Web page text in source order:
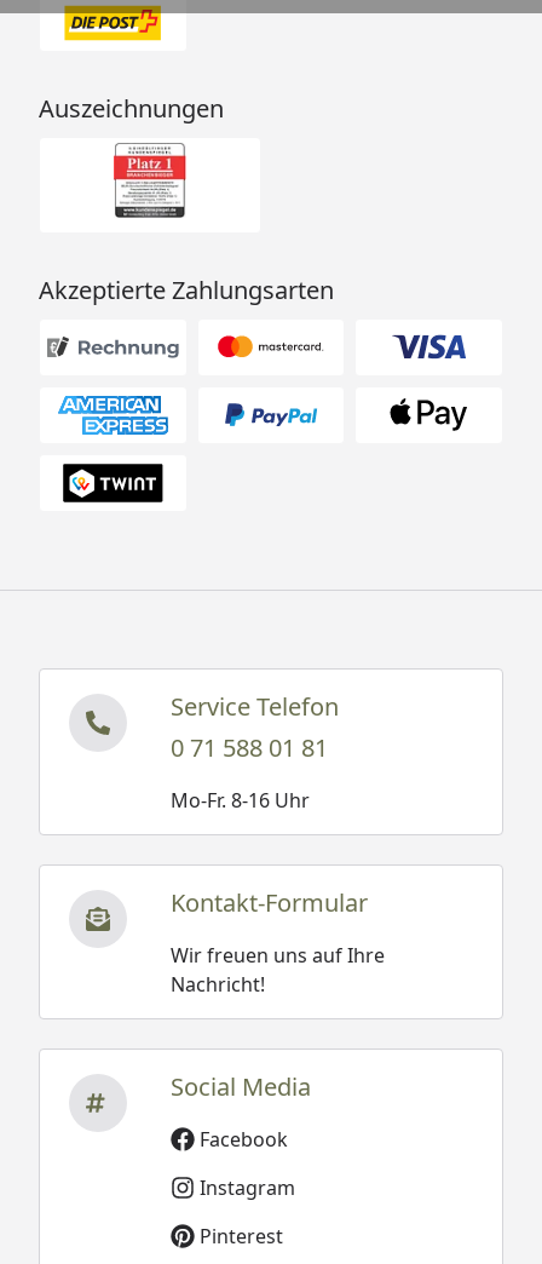
Wertstoffhof oder einer
mobilen Schadstoffsammlung
abgegeben werden.
Praktische Lagerung:
Die Lagerung von Farbresten
Auszeichnungen
Akzeptierte Zahlungsarten
Service Telefon
0 71 588 01 81
Mo-Fr. 8-16 Uhr
Kontakt-Formular
Wir freuen uns auf Ihre
Nachricht!
Social Media
Facebook
Instagram
Pinterest